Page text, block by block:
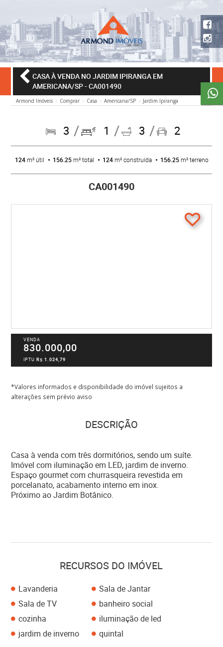
CASA À VENDA NO JARDIM IPIRANGA EM
AMERICANA/SP- CA001490
Armond Imóveis Comprar Casa Americana/SP Jardim Ipiranga
3 1 3 2
124m² útil 156.25m² total 124m² construída 156.25m² terreno
CA001490
VENDA
830.000,00
IPTUR$ 1.024,79
*Valores informados e disponibilidade do imóvel sujeitos a
alterações sem prévio aviso
DESCRIÇÃO
Casa à venda com três dormitórios, sendo um suíte.
Imóvel com iluminação em LED, jardim de inverno.
Espaço gourmet com churrasqueira revestida em
porcelanato, acabamento interno em inox.
Próximo ao Jardim Botânico.
RECURSOS DO IMÓVEL
Lavanderia
Sala de Jantar
Sala de TV
banheiro social
cozinha
iluminação de led
jardim de inverno
quintal